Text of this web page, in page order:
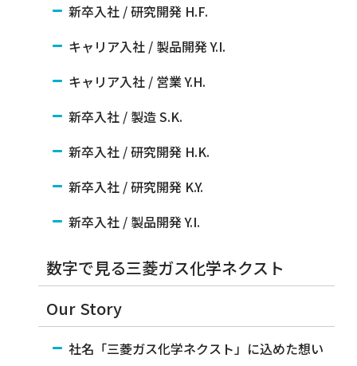
新卒入社 / 研究開発 H.F.
キャリア入社 / 製品開発 Y.I.
キャリア入社 / 営業 Y.H.
新卒入社 / 製造 S.K.
新卒入社 / 研究開発 H.K.
新卒入社 / 研究開発 K.Y.
新卒入社 / 製品開発 Y.I.
数字で見る三菱ガス化学ネクスト
Our Story
社名「三菱ガス化学ネクスト」に込めた想い